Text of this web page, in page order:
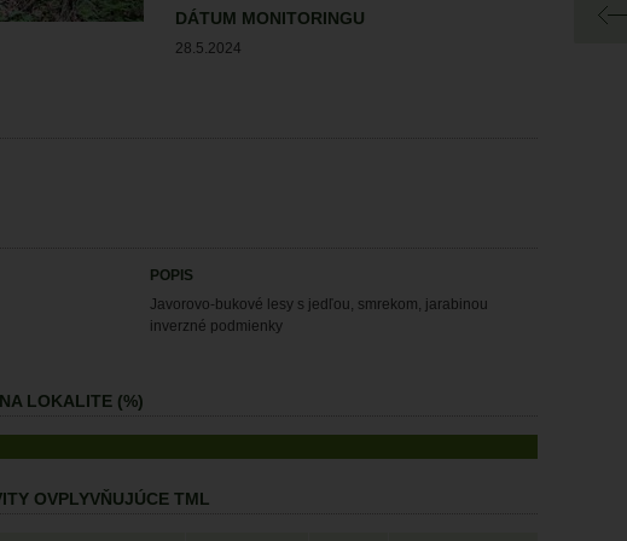
DÁTUM MONITORINGU
28.5.2024
POPIS
Javorovo-bukové lesy s jedľou, smrekom, jarabinou
inverzné podmienky
LOKALITE (%)
OVPLYVŇUJÚCE TML